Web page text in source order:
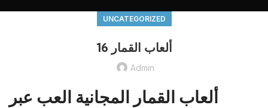
UNCATEGORIZED
ألعاب القمار 16
Admin
ألعاب القمار المجانية العب عبر